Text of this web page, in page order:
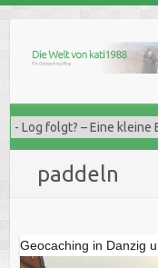
content
paddeln
Geocaching in Danzig